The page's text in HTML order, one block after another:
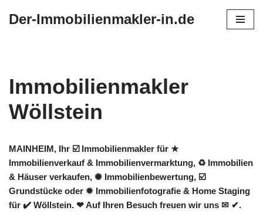
Der-Immobilienmakler-in.de
Immobilienmakler
Wöllstein
MAINHEIM, Ihr ☑️ Immobilienmakler für ★
Immobilienverkauf & Immobilienvermarktung, ♻ Immobilien
& Häuser verkaufen, ✺ Immobilienbewertung, ☑️
Grundstücke oder ✹ Immobilienfotografie & Home Staging
für ✔️ Wöllstein. ❤ Auf Ihren Besuch freuen wir uns ✉ ✔.